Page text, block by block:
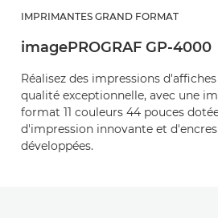
IMPRIMANTES GRAND FORMAT
imagePROGRAF GP-4000
Réalisez des impressions
qualité exceptionnelle, avec une
format 11 couleurs 44 pouces
d'impression innovante et
développées.